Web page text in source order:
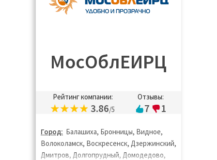
МосОблЕИРЦ
Рейтинг компании:
3.86/5
Отзывы:
7 1
Город: Балашиха, Бронницы, Видное,
Волоколамск, Воскресенск, Дзержинский,
Дмитров, Долгопрудный, Домодедово,